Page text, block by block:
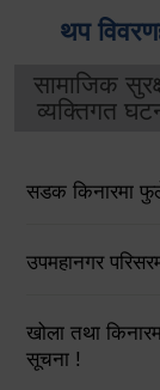
थप
सामाजिक
व्यक्तिगत
सडक किनारमा
उपमहानगर
खोला तथा
सूचना !